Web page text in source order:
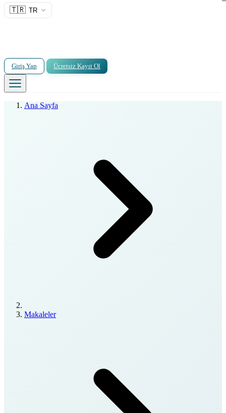
🇹🇷 TR
Giriş Yap Ücretsiz Kayıt Ol
Ana Sayfa
Makaleler